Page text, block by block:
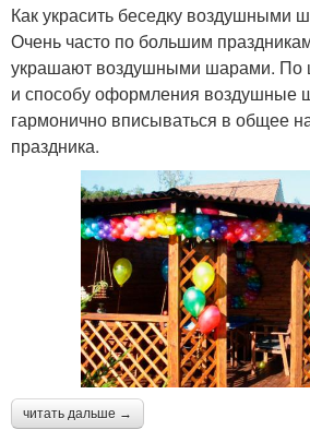
Как украсить беседку воздушными
Очень часто по большим
украшают воздушными шарами. По
и способу оформления
гармонично вписываться в общее
праздника.
читать дальше →